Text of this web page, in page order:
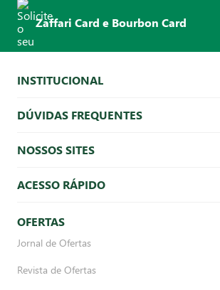
Zaffari Card e Bourbon Card
INSTITUCIONAL
DÚVIDAS FREQUENTES
NOSSOS SITES
ACESSO RÁPIDO
OFERTAS
Jornal de Ofertas
Revista de Ofertas